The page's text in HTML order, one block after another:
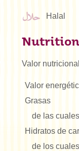
Halal
Valor
Valor
Grasas
de las
Hidratos de
de los